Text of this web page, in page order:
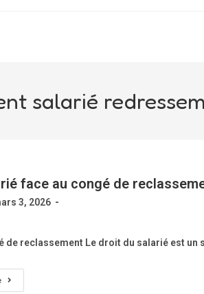
salarié
face au congé de
3, 2026
de reclassement Le droit du salarié est